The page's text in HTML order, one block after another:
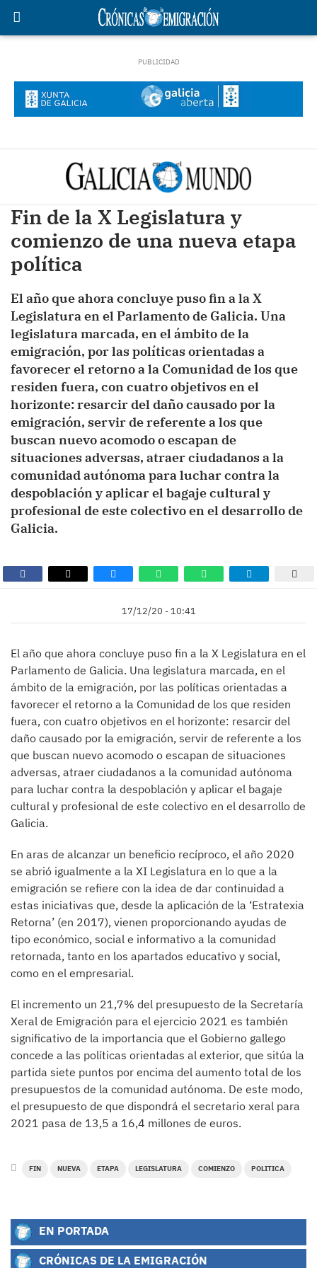
Fin de la X Legislatura y
comienzo de una nueva etapa
política
El año que ahora concluye puso fin a la X
Legislatura en el Parlamento de Galicia. Una
legislatura marcada, en el ámbito de la
emigración, por las políticas orientadas a
favorecer el retorno a la Comunidad de los que
residen fuera, con cuatro objetivos en el
horizonte: resarcir del daño causado por la
emigración, servir de referente a los que
buscan nuevo acomodo o escapan de
situaciones adversas, atraer ciudadanos a la
comunidad autónoma para luchar contra la
despoblación y aplicar el bagaje cultural y
profesional de este colectivo en el desarrollo de
Galicia.
17/12/20 - 10:41
El año que ahora concluye puso fin a la X Legislatura en el
Parlamento de Galicia. Una legislatura marcada, en el
ámbito de la emigración, por las políticas orientadas a
favorecer el retorno a la Comunidad de los que residen
fuera, con cuatro objetivos en el horizonte: resarcir del
daño causado por la emigración, servir de referente a los
que buscan nuevo acomodo o escapan de situaciones
adversas, atraer ciudadanos a la comunidad autónoma
para luchar contra la despoblación y aplicar el bagaje
cultural y profesional de este colectivo en el desarrollo de
Galicia.
En aras de alcanzar un beneficio recíproco, el año 2020
se abrió igualmente a la XI Legislatura en lo que a la
emigración se refiere con la idea de dar continuidad a
estas iniciativas que, desde la aplicación de la ‘Estratexia
Retorna’ (en 2017), vienen proporcionando ayudas de
tipo económico, social e informativo a la comunidad
retornada, tanto en los apartados educativo y social,
como en el empresarial.
El incremento un 21,7% del presupuesto de la Secretaría
Xeral de Emigración para el ejercicio 2021 es también
significativo de la importancia que el Gobierno gallego
concede a las políticas orientadas al exterior, que sitúa la
partida siete puntos por encima del aumento total de los
presupuestos de la comunidad autónoma. De este modo,
el presupuesto de que dispondrá el secretario xeral para
2021 pasa de 13,5 a 16,4 millones de euros.
FIN NUEVA ETAPA LEGISLATURA COMIENZO POLITICA
EN PORTADA
CRÓNICAS DE LA EMIGRACIÓN